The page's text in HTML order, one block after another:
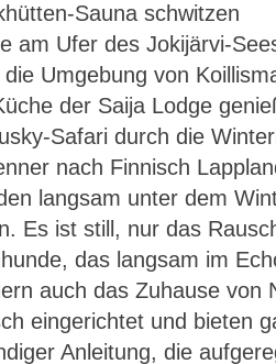
Sauna schwitzen
am Ufer des Jokijärvi-
Umgebung von
der Saija Lodge
Finnland – Husky-
nach Finnisch
langsam unter dem
Es ist still, nur das
das langsam im
auch das Zuhause
eingerichtet und bieten
Anleitung, die